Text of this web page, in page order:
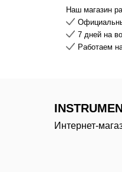
Наш магазин
7 дней на
Работаем
Интернет-